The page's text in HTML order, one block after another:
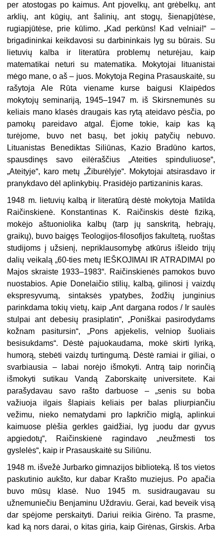
per atostogas po kaimus. Ant pjovelkų, ant grėbelkų, ant
arklių, ant kūgių, ant šalinių, ant stogų, šienapjūtėse,
rugiapjūtėse, prie kūlimo. „Kad perkūns! Kad velniai!“ –
brigadininkai keikdavosi su darbininkais lyg su būrais. Su
lietuvių kalba ir literatūra problemų neturėjau, kaip
matematikai neturi su matematika. Mokytojai lituanistai
mėgo mane, o aš – juos. Mokytoja Regina Prasauskaitė, su
rašytoja Ale Rūta viename kurse baigusi Klaipėdos
mokytojų seminariją, 1945–1947 m. iš Skirsnemunės su
keliais mano klasės draugais kas rytą ateidavo pėsčia, po
pamokų pareidavo atgal. Ėjome tokie, kaip kas ką
turėjome, buvo net basų, bet jokių patyčių nebuvo.
Lituanistas Benediktas Siliūnas, Kazio Bradūno kartos,
spausdinęs savo eilėraščius „Ateities spinduliuose“,
„Ateityje“, karo metų „Žiburėlyje“. Mokytojai atsirasdavo ir
pranykdavo dėl aplinkybių. Prasidėjo partizaninis karas.
1948 m. lietuvių kalbą ir literatūrą dėstė mokytoja Matilda
Raičinskienė. Konstantinas K. Raičinskis dėstė fiziką,
mokėjo aštuoniolika kalbų (tarp jų sanskritą, hebrajų,
graikų), buvo baigęs Teologijos-filosofijos fakultetą, ruoštas
studijoms į užsienį, nepriklausomybę atkūrus išleido trijų
dalių veikalą „60-ties metų IEŠKOJIMAI IR ATRADIMAI po
Majos skraiste 1933–1983“. Raičinskienės pamokos buvo
nuostabios. Apie Donelaičio stilių, kalbą, gilinosi į vaizdų
ekspresyvumą, sintaksės ypatybes, žodžių junginius
parinkdama tokių vietų, kaip „Ant dargana rodos / Ir saulės
stulpai ant debesių prasiplatin“, „Poniškai pasirodydams
kožnam pasitursin“, „Pons apjekelis, velniop šuoliais
besisukdams“. Dėstė pajuokaudama, mokė skirti lyriką,
humorą, stebėti vaizdų turtingumą. Dėstė ramiai ir giliai, o
svarbiausia – labai norėjo išmokyti. Antrą taip norinčią
išmokyti sutikau Vandą Zaborskaitę universitete. Kai
parašydavau savo rašto darbuose – „senis su boba
važiuoja ilgais šlapiais keliais per balas pliurpiančiu
vežimu, nieko nematydami pro lapkričio miglą, aplinkui
kaimuose plėšia gerkles gaidžiai, lyg juodu dar gyvus
apgiedotų“, Raičinskienė ragindavo „neužmesti tos
gyslelės“, kaip ir Prasauskaitė su Siliūnu.
1948 m. išvežė Jurbarko gimnazijos biblioteką. Iš tos vietos
paskutinio aukšto, kur dabar Krašto muziejus. Po apačia
buvo mūsų klasė. Nuo 1945 m. susidraugavau su
užnemuniečiu Benjaminu Uždraviu. Gerai, kad beveik visą
dar spėjome perskaityti. Dariui reikia Girėno. Ta prasme,
kad ką nors darai, o kitas giria, kaip Girėnas, Girskis. Arba